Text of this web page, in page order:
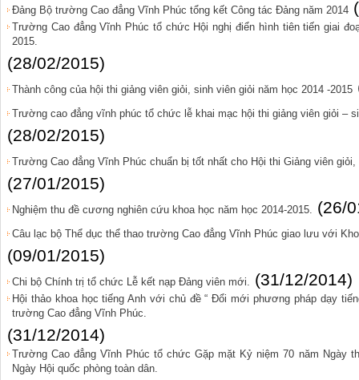
Đảng Bộ trường Cao đẳng Vĩnh Phúc tổng kết Công tác Đảng năm 2014
Trường Cao đẳng Vĩnh Phúc tổ chức Hội nghị điển hình tiên tiến giai
2015.
(28/02/2015)
Thành công của hội thi giảng viên giỏi, sinh viên giỏi năm học 2014 -2015
Trường cao đẳng vĩnh phúc tổ chức lễ khai mạc hội thi giảng viên giỏi –
(28/02/2015)
Trường Cao đẳng Vĩnh Phúc chuẩn bị tốt nhất cho Hội thi Giảng viên
(27/01/2015)
Nghiệm thu đề cương nghiên cứu khoa học năm học 2014-2015. (26/
Câu lạc bộ Thể dục thể thao trường Cao đẳng Vĩnh Phúc giao lưu với
(09/01/2015)
Chi bộ Chính trị tổ chức Lễ kết nạp Đảng viên mới. (31/12/2014)
Hội thảo khoa học tiếng Anh với chủ đề “ Đổi mới phương pháp dạy
trường Cao đẳng Vĩnh Phúc.
(31/12/2014)
Trường Cao đẳng Vĩnh Phúc tổ chức Gặp mặt Kỷ niệm 70 năm Ngày
Ngày Hội quốc phòng toàn dân.